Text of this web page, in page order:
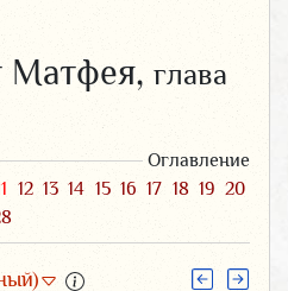
Матфея, глава
Оглавление
12 13 14 15 16 17 18 19 20